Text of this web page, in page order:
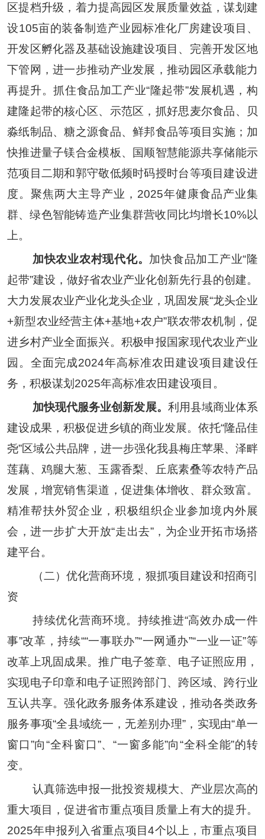
区提档升级，着力提高园区发展质量效益，谋划建
设105亩的装备制造产业园标准化厂房建设项目 、
开发区孵化器及基础设施建设项目 、完善开发区地
下管网 ，进一步推动产业发展 ，推动园区承载能力
再提升。抓住食品加工产业“隆起带”发展机遇，构
建隆起带的核心区、示范区，抓好思麦尔食品、
贝
淼纸制品、糖之源食品、鲜邦食品等项目实施；加
快推进量子镁合金模板、国顺智慧能源共享储能示
范项目二期和郭守敬低频时码授时台等项目建设进
度。 聚焦两大主导产业 ， 2025年健康食品产业集
群、绿色智能铸造产业集群营收同比均增长10%以
上。
加快农业农村现代化。 加快食品加工产业“隆
起带”建设，做好省农业产业化创新先行县的创建。
大力发展农业产业化龙头企业，巩固发展“龙头企业
+新型农业经营主体+基地+农户”联农带农机制，促
进乡村产业全面振兴。积极申报国家现代农业产业
园。全面完成2024年高标准农田建设项目建设任
务，积极谋划 2025年高标准农田建设项目。
加快现代服务业创新发展。 利用县域商业体系
建设成果，积极促进乡镇的商业发展。依托“隆品佳
尧”区域公共品牌，进一步强化我县梅庄苹果、泽畔
莲藕、鸡腿大葱、玉露香梨、丘底素叠等农特产品
发展，增宽销售渠道，促进集体增收、群众致富。
精准帮扶外贸企业，积极组织企业参加境内外展
会，进一步扩大开放“走出去”，为企业开拓市场搭
建平台。
（二）优化营商环境，狠抓项目建设和招商引
资
持续优化营商环境。 持续推进“高效办成一件
事”改革，持续““一事联办”“一网通办”“一业一证”等
改革上巩固成果。推广电子签章、电子证照应用，
实现电子印章和电子证照跨部门、跨区域、跨行业
互认共享。强化政务服务体系建设，推动各类政务
服务事项“全县域统一，无差别办理”，实现由“单一
窗口”向“全科窗口”、“一窗多能”向“全科全能”的转
变。
认真筛选申报一批投资规模大、产业层次高的
重大项目，促进省市重点项目质量上有大的提升。
2025年申报列入省重点项目4个以上，市重点项目